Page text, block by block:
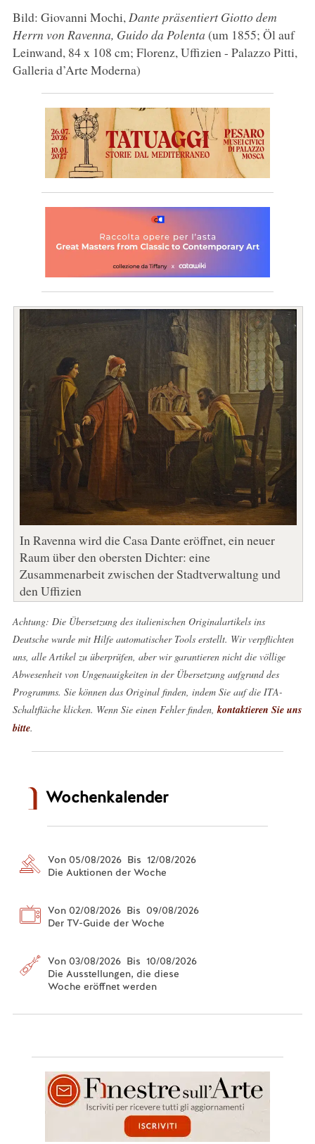
Bild: Giovanni Mochi, Dante präsentiert Giotto dem
Herrn von Ravenna, Guido da Polenta (um 1855; Öl auf
Leinwand, 84 x 108 cm; Florenz, Uffizien - Palazzo Pitti,
Galleria d’Arte Moderna)
In Ravenna wird die Casa Dante eröffnet, ein neuer
Raum über den obersten Dichter: eine
Zusammenarbeit zwischen der Stadtverwaltung und
den Uffizien
Achtung: Die Übersetzung des italienischen Originalartikels ins
Deutsche wurde mit Hilfe automatischer Tools erstellt. Wir verpflichten
uns, alle Artikel zu überprüfen, aber wir garantieren nicht die völlige
Abwesenheit von Ungenauigkeiten in der Übersetzung aufgrund des
Programms. Sie können das Original finden, indem Sie auf die ITA-
Schaltfläche klicken. Wenn Sie einen Fehler finden, kontaktieren Sie uns
bitte.
Wochenkalender
Von 05/08/2026 Bis 12/08/2026
Die Auktionen der Woche
Von 02/08/2026 Bis 09/08/2026
Der TV-Guide der Woche
Von 03/08/2026 Bis 10/08/2026
Die Ausstellungen, die diese
Woche eröffnet werden